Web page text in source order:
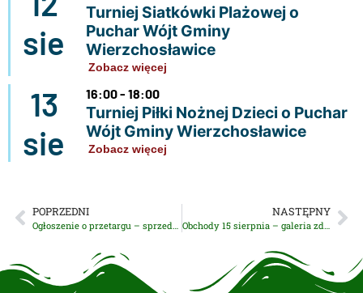
sie
Turniej Siatkówki Plażowej o
Puchar Wójt Gminy
Wierzchosławice
Zobacz więcej
13
sie
16:00 - 18:00
Turniej Piłki Nożnej Dzieci o Puchar
Wójt Gminy Wierzchosławice
Zobacz więcej
POPRZEDNI NASTĘPNY